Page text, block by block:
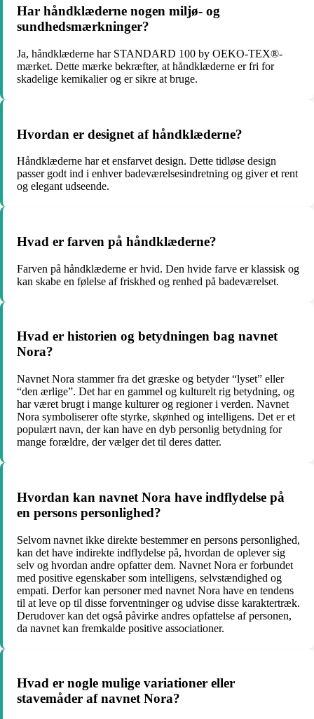
Har håndklæderne nogen miljø- og
sundhedsmærkninger?
Ja, håndklæderne har STANDARD 100 by OEKO-TEX®-
mærket. Dette mærke bekræfter, at håndklæderne er fri for
skadelige kemikalier og er sikre at bruge.
Hvordan er designet af håndklæderne?
Håndklæderne har et ensfarvet design. Dette tidløse design
passer godt ind i enhver badeværelsesindretning og giver et rent
og elegant udseende.
Hvad er farven på håndklæderne?
Farven på håndklæderne er hvid. Den hvide farve er klassisk og
kan skabe en følelse af friskhed og renhed på badeværelset.
Hvad er historien og betydningen bag navnet
Nora?
Navnet Nora stammer fra det græske og betyder “lyset” eller
“den ærlige”. Det har en gammel og kulturelt rig betydning, og
har været brugt i mange kulturer og regioner i verden. Navnet
Nora symboliserer ofte styrke, skønhed og intelligens. Det er et
populært navn, der kan have en dyb personlig betydning for
mange forældre, der vælger det til deres datter.
Hvordan kan navnet Nora have indflydelse på
en persons personlighed?
Selvom navnet ikke direkte bestemmer en persons personlighed,
kan det have indirekte indflydelse på, hvordan de oplever sig
selv og hvordan andre opfatter dem. Navnet Nora er forbundet
med positive egenskaber som intelligens, selvstændighed og
empati. Derfor kan personer med navnet Nora have en tendens
til at leve op til disse forventninger og udvise disse karaktertræk.
Derudover kan det også påvirke andres opfattelse af personen,
da navnet kan fremkalde positive associationer.
Hvad er nogle mulige variationer eller
stavemåder af navnet Nora?